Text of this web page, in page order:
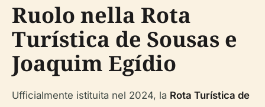
Ruolo nella Rota
Turística de Sousas e
Joaquim Egídio
Ufficialmente istituita nel 2024, la Rota Turística de